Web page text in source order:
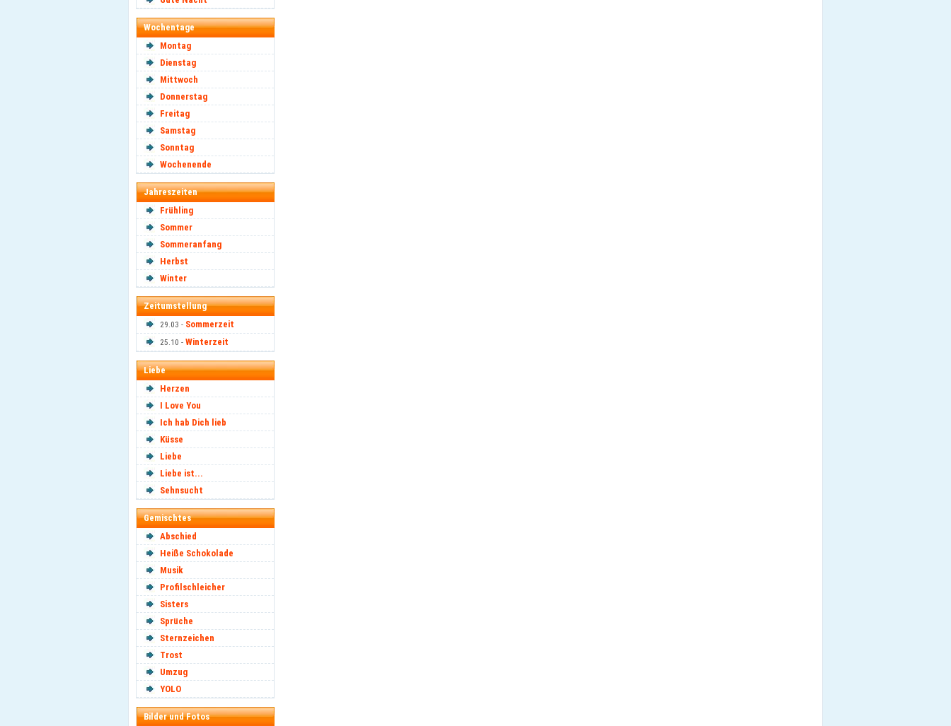
Wochentage
Montag
Dienstag
Mittwoch
Donnerstag
Freitag
Samstag
Sonntag
Wochenende
Jahreszeiten
Frühling
Sommer
Sommeranfang
Herbst
Winter
Zeitumstellung
29.03 - Sommerzeit
25.10 - Winterzeit
Liebe
Herzen
I Love You
Ich hab Dich lieb
Küsse
Liebe
Liebe ist...
Sehnsucht
Gemischtes
Abschied
Heiße Schokolade
Musik
Profilschleicher
Sisters
Sprüche
Sternzeichen
Trost
Umzug
YOLO
Bilder und Fotos